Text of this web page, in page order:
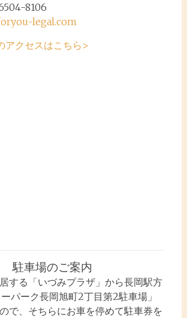
8106
legal.com
アクセスはこちら>
駐車場のご案内
する「いづみプラザ」から長岡駅方
パーク長岡旭町2丁目第2駐車場」
で、そちらにお車を停めて駐車券を